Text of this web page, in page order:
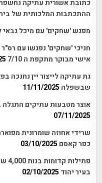
כתובת אשורית עתיקה
ההתכתבות המלכותית של
מפגש 'שחקים' עם מיכל גבאי
חניכי 'שחקים' נפגשו עם רס"ר
אישי מבוקר מתקפת ה 7/10
גת עתיקה לייצור יין נחנכה
שבשפלה 11/11/2025
אוצר מטבעות עתיקים
07/11/2025
כפר קאסם 03/10/2025
בעיר יהוד 02/10/2025